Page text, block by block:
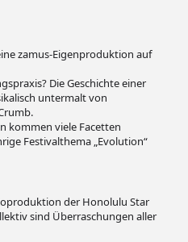
zamus-Eigenproduktion auf
Die Geschichte einer
untermalt von
kommen viele Facetten
Festivalthema „Evolution“
der Honolulu Star
sind Überraschungen aller